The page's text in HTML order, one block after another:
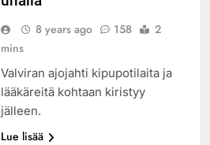
8 years ago 158
2
mins
Valviran ajojahti kipupotilaita ja
lääkäreitä kohtaan kiristyy
jälleen.
Lue lisää